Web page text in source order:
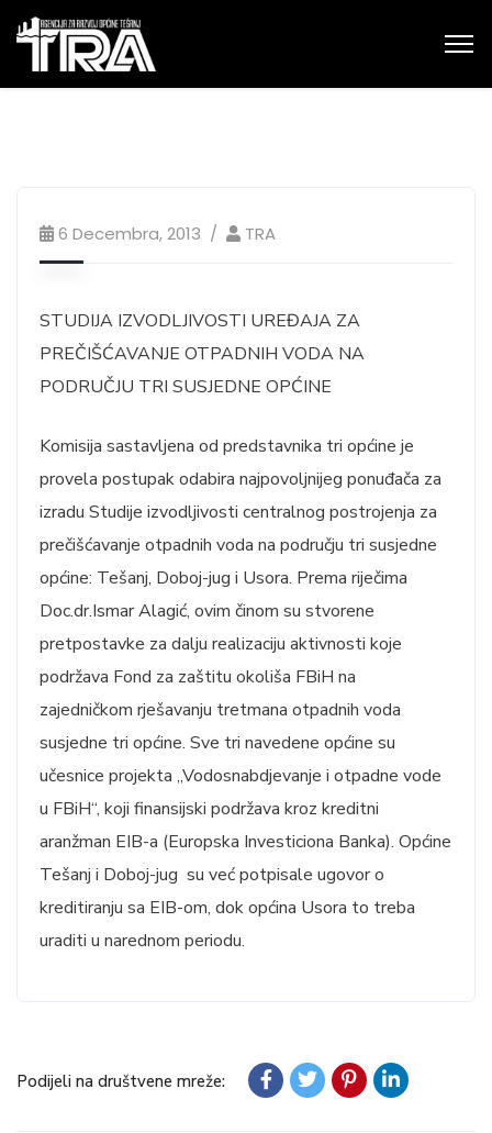
6 Decembra, 2013 TRA
STUDIJA IZVODLJIVOSTI UREĐAJA ZA
PREČIŠĆAVANJE OTPADNIH VODA NA
PODRUČJU TRI SUSJEDNE OPĆINE
Komisija sastavljena od predstavnika tri općine je
provela postupak odabira najpovoljnijeg ponuđača za
izradu Studije izvodljivosti centralnog postrojenja za
prečišćavanje otpadnih voda na području tri susjedne
općine: Tešanj, Doboj-jug i Usora. Prema riječima
Doc.dr.Ismar Alagić, ovim činom su stvorene
pretpostavke za dalju realizaciju aktivnosti koje
podržava Fond za zaštitu okoliša FBiH na
zajedničkom rješavanju tretmana otpadnih voda
susjedne tri općine. Sve tri navedene općine su
učesnice projekta „Vodosnabdjevanje i otpadne vode
u FBiH“, koji finansijski podržava kroz kreditni
aranžman EIB-a (Europska Investiciona Banka). Općine
Tešanj i Doboj-jug su već potpisale ugovor o
kreditiranju sa EIB-om, dok općina Usora to treba
uraditi u narednom periodu.
Podijeli na društvene mreže: